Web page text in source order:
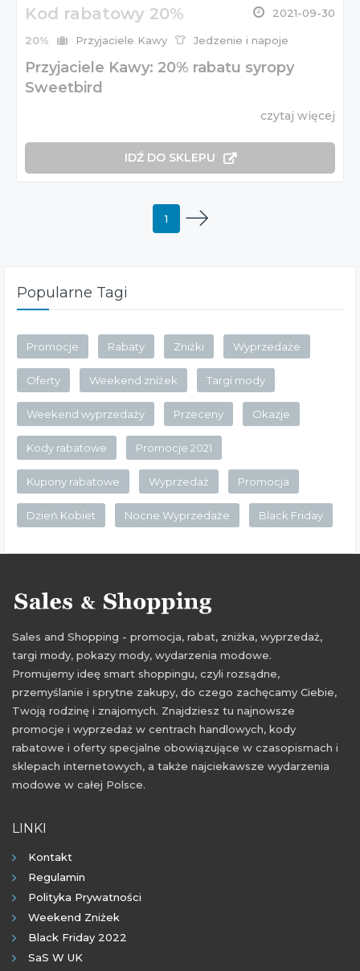
Kod rabatowy 20% 2021-09-30
20% Przyjaciele Kawy Jedzenie i napoje
Przyjaciele Kawy: 20% rabatu syropy
Sweetbird
czytaj więcej
IDŹ DO SKLEPU
1
Popularne Tagi
Promocje Rabaty Zniżki Wyprzedaże
Oferty Weekend zniżek Targi mody
Weekend wyprzedaży Przeceny Okazje
Kody rabatowe Promocje 2021
Kupony rabatowe Wyprzedaż Promocja
Dzień Kobiet Nocne Wyprzedaże Black Friday
Sales and Shopping - promocja, rabat, zniżka, wyprzedaż,
targi mody, pokazy mody, wydarzenia modowe.
Promujemy ideę smart shoppingu, czyli rozsądne,
przemyślanie i sprytne zakupy, do czego zachęcamy Ciebie,
Twoją rodzinę i znajomych. Znajdziesz tu najnowsze
promocje i wyprzedaż w centrach handlowych, kody
rabatowe i oferty specjalne obowiązujące w czasopismach i
sklepach internetowych, a także najciekawsze wydarzenia
modowe w całej Polsce.
LINKI
Kontakt
Regulamin
Polityka Prywatności
Weekend Zniżek
Black Friday 2022
SaS W UK